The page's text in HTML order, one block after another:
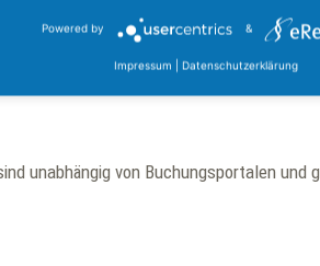
unabhängig von Buchungsportalen und
Powered by &
Impressum | Datenschutzerklärung